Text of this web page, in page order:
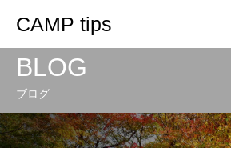
CAMP tips
BLOG
ブログ